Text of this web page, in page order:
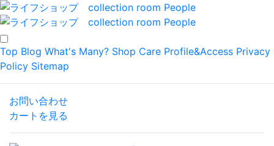
Top Blog What's Many? Shop Care Profile&Access Privacy
Policy Sitemap
お問い合わせ
カートを見る